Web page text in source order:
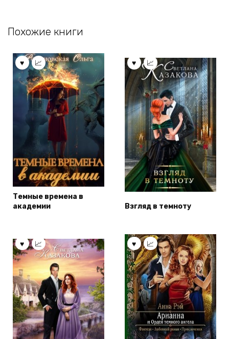
Похожие книги
Темные времена в
академии
Взгляд в темноту